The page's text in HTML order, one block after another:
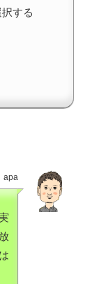
する
apa